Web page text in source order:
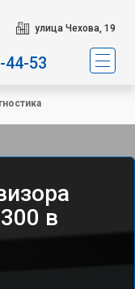
улица Чехова, 19
44-53
в